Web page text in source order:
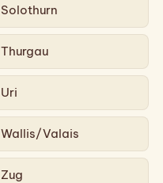
Solothurn
Thurgau
Uri
Wallis/Valais
Zug